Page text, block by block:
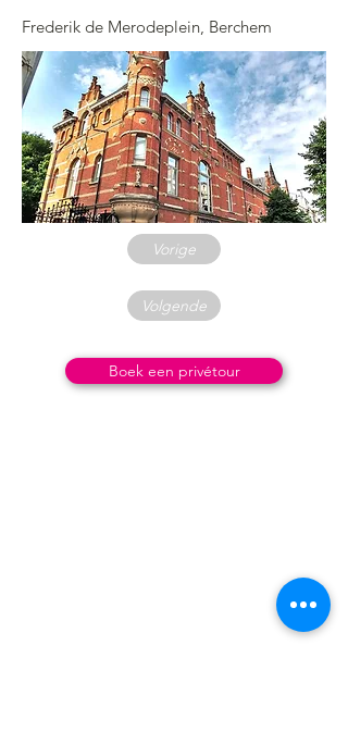
Frederik de Merodeplein, Berchem
Vorige
Volgende
Boek een privétour